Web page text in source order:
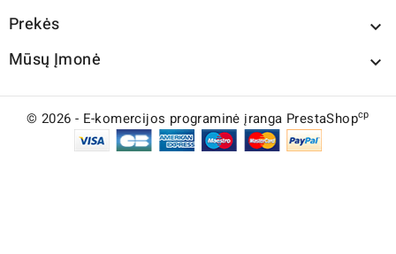
Prekės 
Mūsų Įmonė 
© 2026 - E-komercijos programinė įranga PrestaShopcp